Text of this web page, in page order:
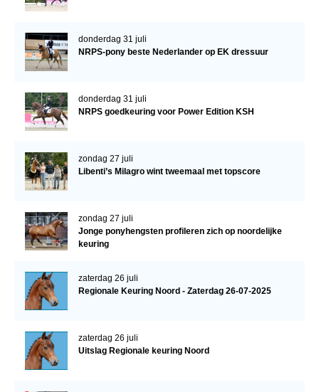
donderdag 31 juli
NRPS-pony beste Nederlander op EK dressuur
donderdag 31 juli
NRPS goedkeuring voor Power Edition KSH
zondag 27 juli
Libenti’s Milagro wint tweemaal met topscore
zondag 27 juli
Jonge ponyhengsten profileren zich op noordelijke
keuring
zaterdag 26 juli
Regionale Keuring Noord - Zaterdag 26-07-2025
zaterdag 26 juli
Uitslag Regionale keuring Noord